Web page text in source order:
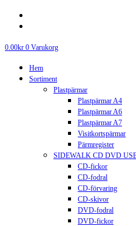
0.00kr 0 Varukorg
Hem
Sortiment
Plastpärmar
Plastpärmar A4
Plastpärmar A6
Plastpärmar A7
Visitkortspärmar
Pärmregister
SIDEWALK CD DVD
CD-fickor
CD-fodral
CD-förvaring
CD-skivor
DVD-fodral
DVD-fickor